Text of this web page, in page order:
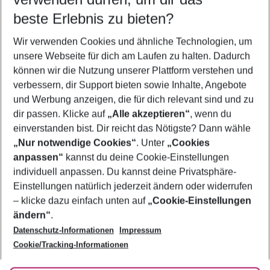
5-8 Nächte
2 Erwachsene Keine Kinder
Mehr Filter anzeigen
Footer
Footer navigation
Über uns
AGB
Bestpreisgarantie
Cookie-Einstellungen ändern
Cookie-Richtlinie
Agenturbetreuung
Barrierefreies Reisen
Folge uns
beste Erlebnis zu bieten?
Wir verwenden Cookies und ähnliche Technologien, um
unsere Webseite für dich am Laufen zu halten. Dadurch
können wir die Nutzung unserer Plattform verstehen und
verbessern, dir Support bieten sowie Inhalte, Angebote
und Werbung anzeigen, die für dich relevant sind und zu
dir passen. Klicke auf „Alle akzeptieren“, wenn du
einverstanden bist. Dir reicht das Nötigste? Dann wähle
„Nur notwendige Cookies“. Unter „Cookies
anpassen“ kannst du deine Cookie-Einstellungen
individuell anpassen. Du kannst deine Privatsphäre-
Einstellungen natürlich jederzeit ändern oder widerrufen
– klicke dazu einfach unten auf „Cookie-Einstellungen
ändern“.
Datenschutz-Informationen
Impressum
Cookie/Tracking-Informationen